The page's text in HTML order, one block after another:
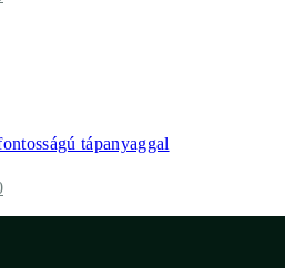
tápanyaggal